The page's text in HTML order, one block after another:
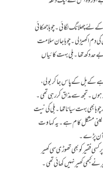
چھلانگ لگائی۔ چوہا جھکائی
دم اکھیڑ لی۔ چوہا جان سلامت
حد دکھ تھا۔ بلی بہت کائیاں
کے بل کے پاس جاکر بولی،
ہوں۔ تجھ سے مذاق کر رہی تھی۔
بھی بہت سیانا تھا۔ بلی کی نیت
یعنی مشکل کام ہے۔ یہ کہاوت
آن پڑے۔
فقیر کو بھی تھوڑی سی کھیر
نے کبھی کھیر نہیں کھائی تھی۔